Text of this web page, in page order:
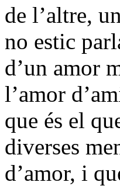
de l’altre,
no estic
d’un amor
l’amor
que és el
diverses
d’amor, i